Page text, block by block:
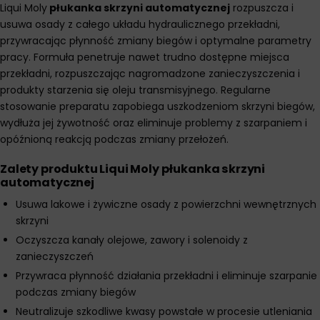
Liqui Moly płukanka skrzyni automatycznej rozpuszcza i
usuwa osady z całego układu hydraulicznego przekładni,
przywracając płynność zmiany biegów i optymalne parametry
pracy. Formuła penetruje nawet trudno dostępne miejsca
przekładni, rozpuszczając nagromadzone zanieczyszczenia i
produkty starzenia się oleju transmisyjnego. Regularne
stosowanie preparatu zapobiega uszkodzeniom skrzyni biegów,
wydłuża jej żywotność oraz eliminuje problemy z szarpaniem i
opóźnioną reakcją podczas zmiany przełożeń.
Zalety produktu Liqui Moly płukanka skrzyni
automatycznej
Usuwa lakowe i żywiczne osady z powierzchni wewnętrznych
skrzyni
Oczyszcza kanały olejowe, zawory i solenoidy z
zanieczyszczeń
Przywraca płynność działania przekładni i eliminuje szarpanie
podczas zmiany biegów
Neutralizuje szkodliwe kwasy powstałe w procesie utleniania